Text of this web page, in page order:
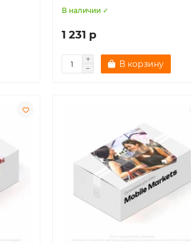
В наличии ✓
1 231 р
В корзину